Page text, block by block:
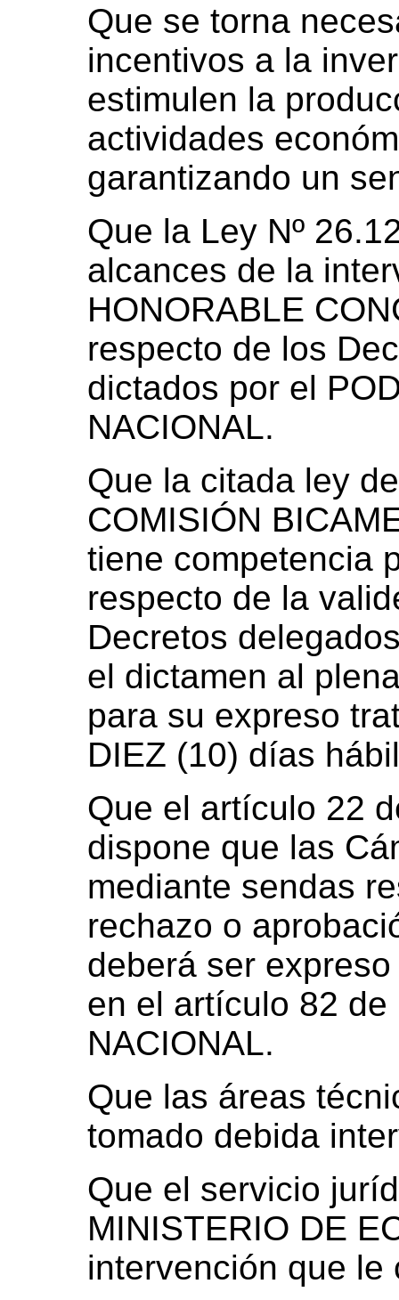
Que se torna
incentivos a la
estimulen la
actividades
garantizando un
Que la Ley Nº
alcances de la
HONORABLE
respecto de los
dictados por el
NACIONAL.
Que la citada ley
COMISIÓN
tiene competencia
respecto de la
Decretos
el dictamen al
para su expreso
DIEZ (10) días
Que el artículo 22
dispone que las
mediante sendas
rechazo o
deberá ser
en el artículo 82 de
NACIONAL.
Que las áreas
tomado debida
Que el servicio
MINISTERIO DE
intervención que le